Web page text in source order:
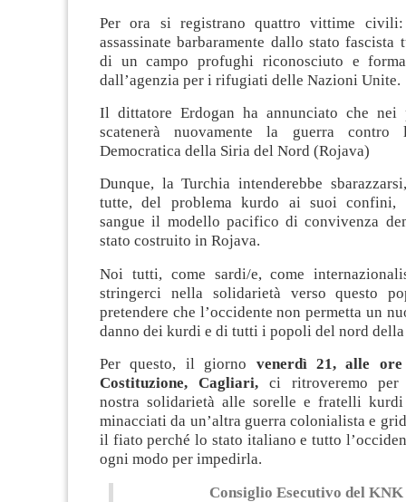
Per ora si registrano quattro vittime civili:
assassinate barbaramente dallo stato fascista
di un campo profughi riconosciuto e
dall’agenzia per i rifugiati delle Nazioni Unite.
Il dittatore Erdogan ha annunciato che nei
scatenerà nuovamente la guerra contro
Democratica della Siria del Nord (Rojava)
Dunque, la Turchia intenderebbe
tutte, del problema kurdo ai suoi confini,
sangue il modello pacifico di convivenza
stato costruito in Rojava.
Noi tutti, come sardi/e, come
stringerci nella solidarietà verso questo
pretendere che l’occidente non permetta un
danno dei kurdi e di tutti i popoli del nord
Per questo, il giorno venerdì 21, alle
Costituzione, Cagliari,ci ritroveremo per
nostra solidarietà alle sorelle e fratelli
minacciati da un’altra guerra colonialista e
il fiato perché lo stato italiano e tutto
ogni modo per impedirla.
Consiglio Esecutivo del KNK